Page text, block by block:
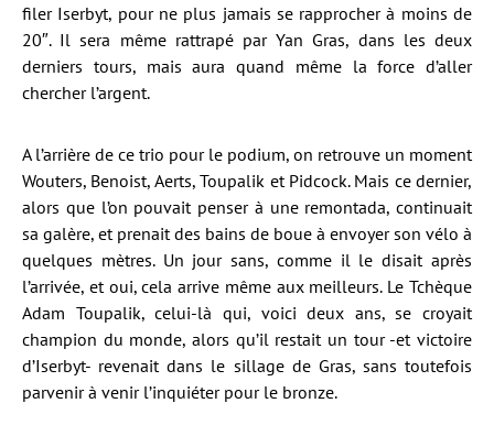
filer Iserbyt, pour ne plus jamais se rapprocher à moins de
20″. Il sera même rattrapé par Yan Gras, dans les deux
derniers tours, mais aura quand même la force d’aller
chercher l’argent.
A l’arrière de ce trio pour le podium, on retrouve un moment
Wouters, Benoist, Aerts, Toupalik et Pidcock. Mais ce dernier,
alors que l’on pouvait penser à une remontada, continuait
sa galère, et prenait des bains de boue à envoyer son vélo à
quelques mètres. Un jour sans, comme il le disait après
l’arrivée, et oui, cela arrive même aux meilleurs. Le Tchèque
Adam Toupalik, celui-là qui, voici deux ans, se croyait
champion du monde, alors qu’il restait un tour -et victoire
d’Iserbyt- revenait dans le sillage de Gras, sans toutefois
parvenir à venir l’inquiéter pour le bronze.